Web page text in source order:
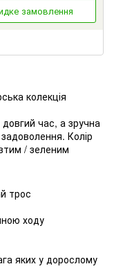
замовлення
колекція
час, а зручна
Колір
/ зеленим
трос
ходу
яких у дорослому